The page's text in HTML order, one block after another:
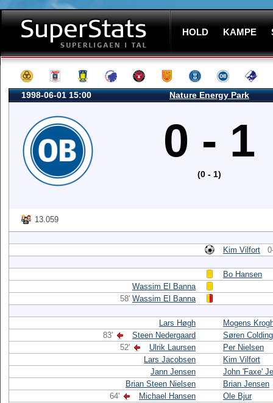
HOLD KAMPE
1998-06-01 15:00 Nature Energy Park
0 - 1
(0 - 1)
13.059
Kim Vilfort
Bo Hansen
Wassim El Banna
58' Wassim El Banna
Lars Høgh
Mogens
83'
Steen Nedergaard
Søren Colding
52'
Ulrik Laursen
Per Nielsen
Lars Jacobsen
Kim Vilfort
Jann Jensen
John 'Faxe'
Brian Steen Nielsen
Brian Jensen
64'
Michael Hansen
Ole Bjur